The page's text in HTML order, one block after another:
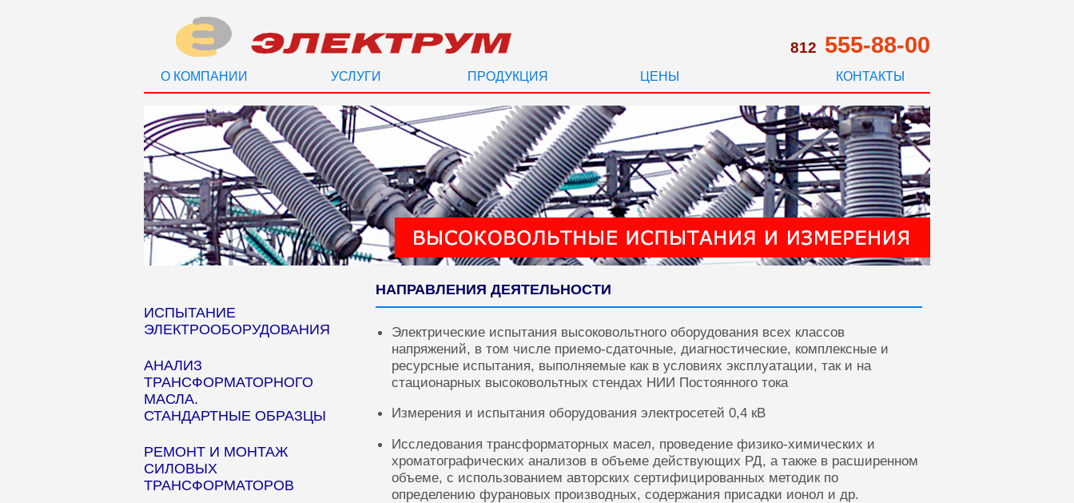
812 555-88-00
О КОМПАНИИ УСЛУГИ ПРОДУКЦИЯ ЦЕНЫ КОНТАКТЫ
ИСПЫТАНИЕ
ЭЛЕКТРООБОРУДОВАНИЯ
АНАЛИЗ
ТРАНСФОРМАТОРНОГО
МАСЛА.
СТАНДАРТНЫЕ ОБРАЗЦЫ
РЕМОНТ И МОНТАЖ
СИЛОВЫХ
ТРАНСФОРМАТОРОВ
НАПРАВЛЕНИЯ ДЕЯТЕЛЬНОСТИ
Электрические испытания высоковольтного оборудования всех классов
напряжений, в том числе приемо-сдаточные, диагностические, комплексные и
ресурсные испытания, выполняемые как в условиях эксплуатации, так и на
стационарных высоковольтных стендах НИИ Постоянного тока
Измерения и испытания оборудования электросетей 0,4 кВ
Исследования трансформаторных масел, проведение физико-химических и
хроматографических анализов в объеме действующих РД, а также в расширенном
объеме, с использованием авторских сертифицированных методик по
определению фурановых производных, содержания присадки ионол и др.